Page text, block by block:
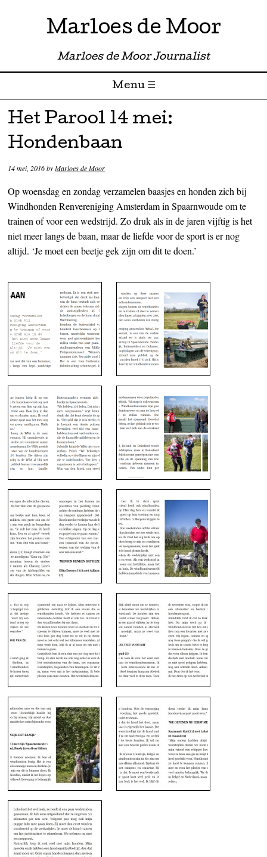
Marloes de Moor
Marloes de Moor Journalist
Menu ☰
Skip to content
Het Parool 14 mei:
Hondenbaan
14 mei, 2016byMarloes de Moor
Op woensdag en zondag verzamelen baasjes en honden zich bij
Windhonden Renvereniging Amsterdam in Spaarnwoude om te
trainen of voor een wedstrijd. Zo druk als in de jaren vijftig is het
niet meer langs de baan, maar de liefde voor de sport is er nog
altijd. ‘Je moet een beetje gek zijn om dit te doen.’